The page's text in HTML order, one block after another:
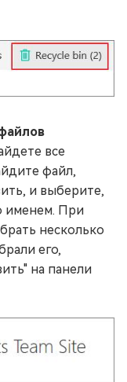
все
файл,
и выберите,
именем. При
несколько
его,
на панели